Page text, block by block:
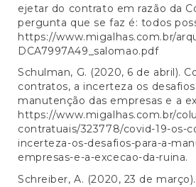
ejetar do contrato em razão da
pergunta que se faz é: todos
https://www.migalhas.com.br/
DCA7997A49_salomao.pdf
Schulman, G. (2020, 6 de abril).
contratos, a incerteza os desafios
manutenção das empresas e a
https://www.migalhas.com.br/
contratuais/323778/covid-19-os-
incerteza-os-desafios-para-a-
empresas-e-a-excecao-da-ruina.
Schreiber, A. (2020, 23 de